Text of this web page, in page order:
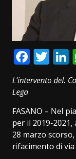
L’intervento del.
Lega
FASANO – Nel
per il 2019-
28 marzo
rifacimento di